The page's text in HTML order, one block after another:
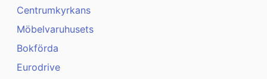
Centrumkyrkans
Möbelvaruhusets
Bokförda
Eurodrive